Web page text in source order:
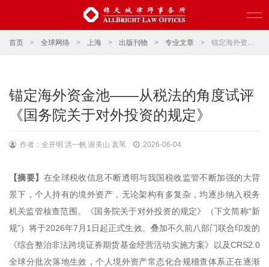
首页 > 全球网络 > 上海 > 出版刊物 > 专业文章 > 锚定海外资金池——从税法的角度试评《国务院关于对外投资的规定》
锚定海外资金池——从税法的角度试评
《国务院关于对外投资的规定》
作者：全开明 洪一帆 谢美山 袁苇 2026-06-04
【摘要】 在全球税收信息不断透明与我国税收监管不断加强的大背
景下，个人持有的境外资产，无论架构有多复杂，均逐步纳入税务
机关监管核查范围。《国务院关于对外投资的规定》（下文简称“新
规”）将于2026年7月1日起正式生效。叠加不久前八部门联合印发的
《综合整治非法跨境证券期货基金经营活动实施方案》以及CRS2.0
全球分批次落地生效，个人境外资产常态化合规稽查体系正在逐渐